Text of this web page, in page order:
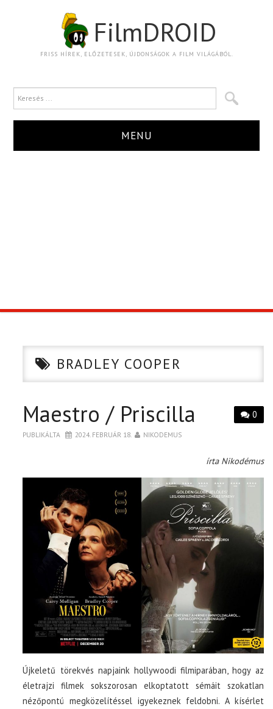
FilmDROID
FRISS HÍREK, ELŐZETESEK, ÚJDONSÁGOK A FILM VILÁGÁBÓL.
MENU
CIKK
PÓLÓ RENDELÉS
BRADLEY COOPER
0
Maestro / Priscilla
PUBLIKÁLTA 2024. FEBRUÁR 18. NIKODEMUS
írta Nikodémus
Újkeletű törekvés napjaink hollywoodi filmiparában, hogy az
életrajzi filmek sokszorosan elkoptatott sémáit szokatlan
nézőpontú megközelítéssel igyekeznek feldobni. A kísérlet